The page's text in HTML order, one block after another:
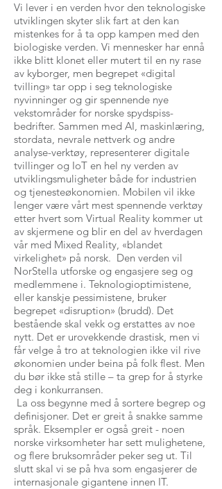
Vi lever i en verden hvor den teknologiske
utviklingen skyter slik fart at den kan
mistenkes for å ta opp kampen med den
biologiske verden. Vi mennesker har ennå
ikke blitt klonet eller mutert til en ny rase
av kyborger, men begrepet «digital
tvilling» tar opp i seg teknologiske
nyvinninger og gir spennende nye
vekstområder for norske spydspiss-
bedrifter. Sammen med AI, maskinlæring,
stordata, nevrale nettverk og andre
analyse-verktøy, representerer digitale
tvillinger og IoT en hel ny verden av
utviklingsmuligheter både for industrien
og tjenesteøkonomien. Mobilen vil ikke
lenger være vårt mest spennende verktøy
etter hvert som Virtual Reality kommer ut
av skjermene og blir en del av hverdagen
vår med Mixed Reality, «blandet
virkelighet» på norsk. Den verden vil
NorStella utforske og engasjere seg og
medlemmene i. Teknologioptimistene,
eller kanskje pessimistene, bruker
begrepet «disruption» (brudd). Det
bestående skal vekk og erstattes av noe
nytt. Det er urovekkende drastisk, men vi
får velge å tro at teknologien ikke vil rive
økonomien under beina på folk flest. Men
du bør ikke stå stille – ta grep for å styrke
deg i konkurransen.
La oss begynne med å sortere begrep og
definisjoner. Det er greit å snakke samme
språk. Eksempler er også greit - noen
norske virksomheter har sett mulighetene,
og flere bruksområder peker seg ut. Til
slutt skal vi se på hva som engasjerer de
internasjonale gigantene innen IT.